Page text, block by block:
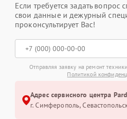
Если требуется задать вопрос
свои данные и дежурный
проконсультирует Вас!
Отправляя заявку на ремонт
Политикой
Адрес сервисного центра
г. Симферополь,